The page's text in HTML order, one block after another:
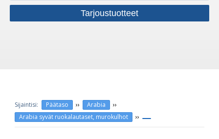
Tarjoustuotteet
Päätaso ›› Arabia ››
Arabia syvät ruokalautaset, murokulhot ››